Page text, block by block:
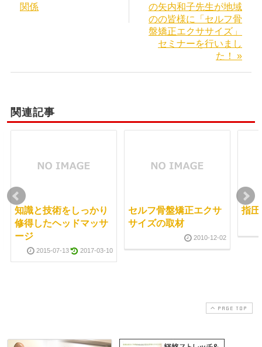
関係
の矢内和子先生が地域
のの皆様に「セルフ骨
盤矯正エクササイズ」
セミナーを行いまし
た！ »
関連記事
知識と技術をしっかり
修得したヘッドマッサ
ージ
2015-07-13 2017-03-10
セルフ骨盤矯正エクサ
サイズの取材
2010-12-02
指
PAGE TOP